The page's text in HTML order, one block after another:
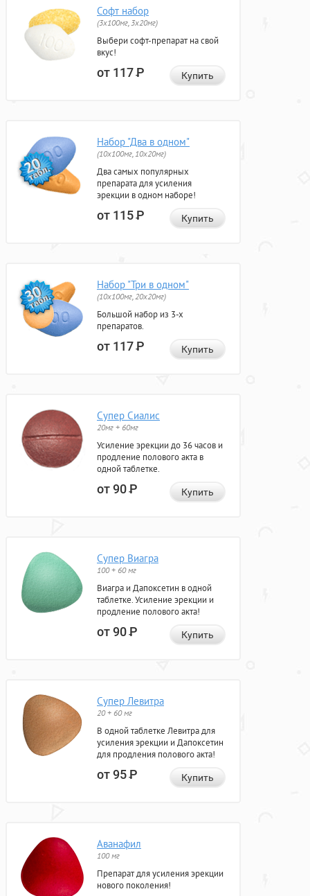
Софт набор
(3x100мг, 3x20мг)
Выбери софт-препарат на свой
вкус!
от 117Р Купить
Набор "Два в одном"
(10x100мг, 10x20мг)
Два самых популярных
препарата для усиления
эрекции в одном наборе!
от 115Р Купить
Набор "Три в одном"
(10x100мг, 20x20мг)
Большой набор из 3-х
препаратов.
от 117Р Купить
Супер Сиалис
20мг + 60мг
Усиление эрекции до 36 часов и
продление полового акта в
одной таблетке.
от 90Р Купить
Супер Виагра
100 + 60 мг
Виагра и Дапоксетин в одной
таблетке. Усиление эрекции и
продление полового акта!
от 90Р Купить
Супер Левитра
20 + 60 мг
В одной таблетке Левитра для
усиления эрекции и Дапоксетин
для продления полового акта!
от 95Р Купить
Аванафил
100 мг
Препарат для усиления эрекции
нового поколения!